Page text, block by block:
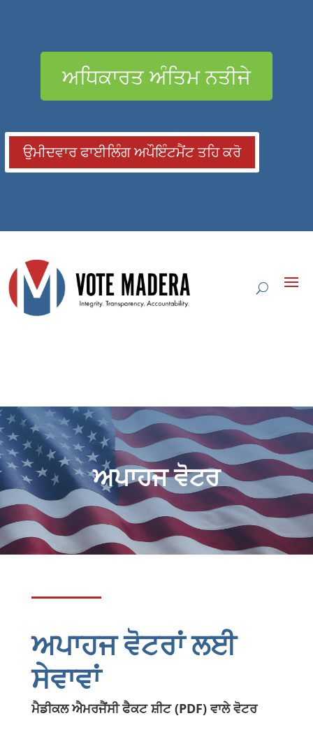
ਅਧਿਕਾਰਤ ਅੰਤਿਮ ਨਤੀਜੇ
ਉਮੀਦਵਾਰ ਫਾਈਲਿੰਗ ਅਪੌਇੰਟਮੈਂਟ ਤਹਿ ਕਰੋ
ਅਪਾਹਜ ਵੋਟਰ
ਅਪਾਹਜ ਵੋਟਰਾਂ ਲਈ
ਸੇਵਾਵਾਂ
ਮੈਡੀਕਲ ਐਮਰਜੈਂਸੀ ਫੈਕਟ ਸ਼ੀਟ (PDF) ਵਾਲੇ ਵੋਟਰ